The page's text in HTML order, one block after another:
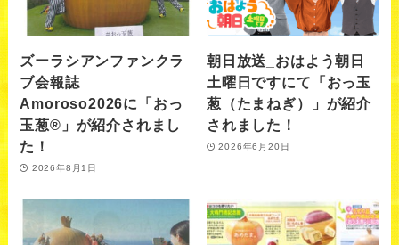
ズーラシアンファンクラ
ブ会報誌
Amoroso2026に「おっ
玉葱®︎」が紹介されまし
た！
2026年8月1日
朝日放送_おはよう朝日
土曜日ですにて「おっ玉
葱（たまねぎ）」が紹介
されました！
2026年6月20日